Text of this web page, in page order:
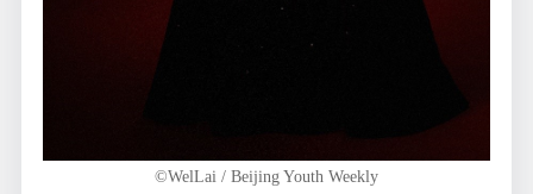
©WelLai / Beijing Youth Weekly